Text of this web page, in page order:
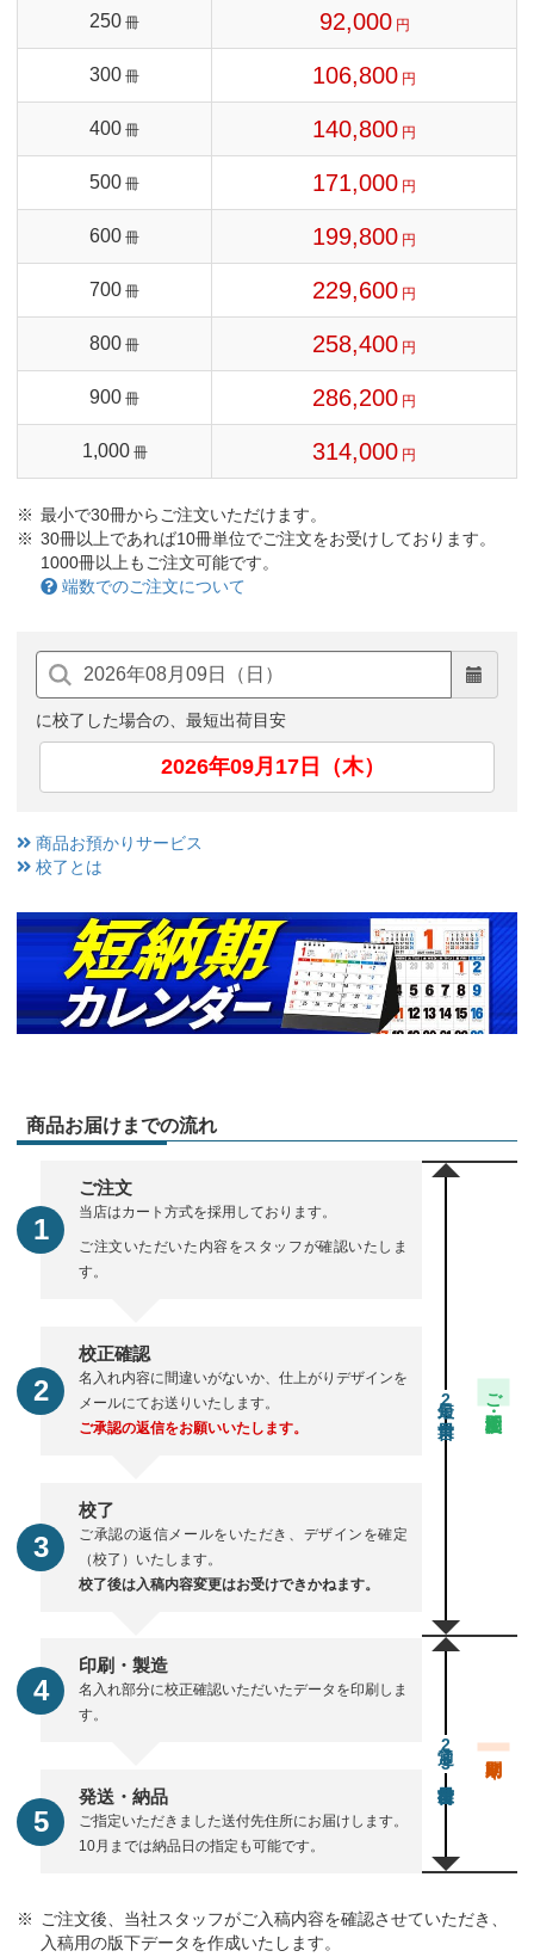
250 冊 92,000 円
300 冊 106,800 円
400 冊 140,800 円
500 冊 171,000 円
600 冊 199,800 円
700 冊 229,600 円
800 冊 258,400 円
900 冊 286,200 円
1,000 冊 314,000 円
最小で30冊からご注文いただけます。
30冊以上であれば10冊単位でご注文をお受けしております。
1000冊以上もご注文可能です。
端数でのご注文について
に校了した場合の、最短出荷目安
2026年09月17日（木）
商品お預かりサービス
校了とは
商品お届けまでの流れ
ご注文
当店はカート方式を採用しております。
ご注文いただいた内容をスタッフが確認いたしま
す。
校正確認
名入れ内容に間違いがないか、仕上がりデザインを
メールにてお送りいたします。
ご承認の返信をお願いいたします。
校了
ご承認の返信メールをいただき、デザインを確定
（校了）いたします。
校了後は入稿内容変更はお受けできかねます。
2 ご注文・校正期間
印刷・製造
名入れ部分に校正確認いただいたデータを印刷しま
す。
発送・納品
ご指定いただきました送付先住所にお届けします。
10月までは納品日の指定も可能です。
通常23営業日後出荷
ご注文後、当社スタッフがご入稿内容を確認させていただき、
入稿用の版下データを作成いたします。